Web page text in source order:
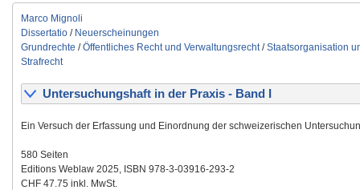
Marco Mignoli
Dissertatio / Neuerscheinungen
Grundrechte /Öffentliches Recht und Verwaltungsrecht/Staatsorganisation
Strafrecht
Untersuchungshaft in der Praxis - Band I
Ein Versuch der Erfassung und Einordnung der schweizerischen
580 Seiten
Editions Weblaw 2025, ISBN 978-3-03916-293-2
CHF 47.75 inkl. MwSt.